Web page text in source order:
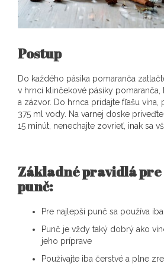
Postup
Do každého pásika pomaranča
v hrnci klinčekové pásiky
a zázvor. Do hrnca pridajte fľašu vína,
375 ml vody. Na varnej doske
15 minút, nenechajte zovrieť, inak sa
Základné pravidlá
punč:
Pre najlepší punč sa používa
Punč je vždy taký dobrý ako
jeho príprave
Používajte iba čerstvé a plne